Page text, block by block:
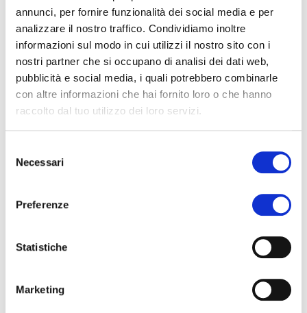
annunci, per fornire funzionalità dei social media e per
analizzare il nostro traffico. Condividiamo inoltre
informazioni sul modo in cui utilizzi il nostro sito con i
nostri partner che si occupano di analisi dei dati web,
pubblicità e social media, i quali potrebbero combinarle
con altre informazioni che hai fornito loro o che hanno
raccolto dal tuo utilizzo dei loro servizi.
delNecessari
Preferenze
Statistiche
Marketing